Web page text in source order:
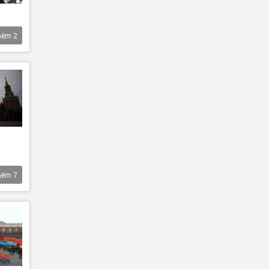
2
7